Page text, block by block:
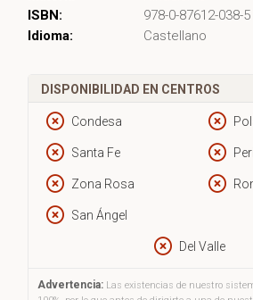
combaten en el campo de batalla de
las tendencias negativas del ego
espiritual y material en el campo de
ISBN:
978-0-87612-038-5
Idioma:
Castellano
DISPONIBILIDAD EN CENTROS
Condesa
Santa Fe
Zona Rosa
San Ángel
Del Valle
Advertencia: Las existencias de nuestro